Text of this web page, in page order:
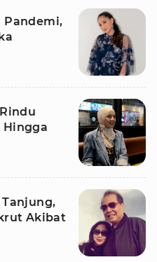
Pandemi,
Hingga
Akibat